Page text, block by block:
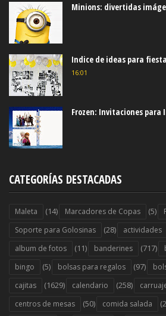
Minions: divertidas
Indice de ideas para
16:01
Frozen: Invitaciones para
CATEGORÍAS DESTACADAS
Maleta (14) Marcadores de Copas (5)
Soporte para Golosinas (28) actividades
album de fotos (11) banderines (717)
bingo (5) bolsas para regalos (97)
cajitas (1629) calendario (258)
centros de mesas (50) comida salada